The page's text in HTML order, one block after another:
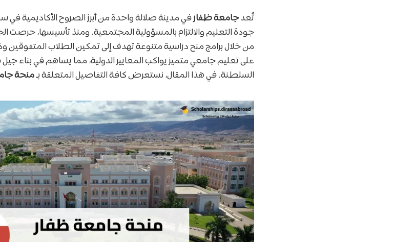
تُعدجامعة ظفارفي مدينة صلالة واحدة من أبرز الصروح الأكاديمية
جودة التعليم والالتزام بالمسؤولية المجتمعية. ومنذ تأسيسها، حرصت
من خلال برامج منح دراسية متنوعة تهدف إلى تمكين الطلاب
على تعليم جامعي متميز يواكب المعايير الدولية، مما يساهم في بناء
السلطنة. في هذا المقال، نستعرض كافة التفاصيل المتعلقة بـمنحة